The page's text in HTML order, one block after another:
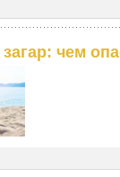
чем